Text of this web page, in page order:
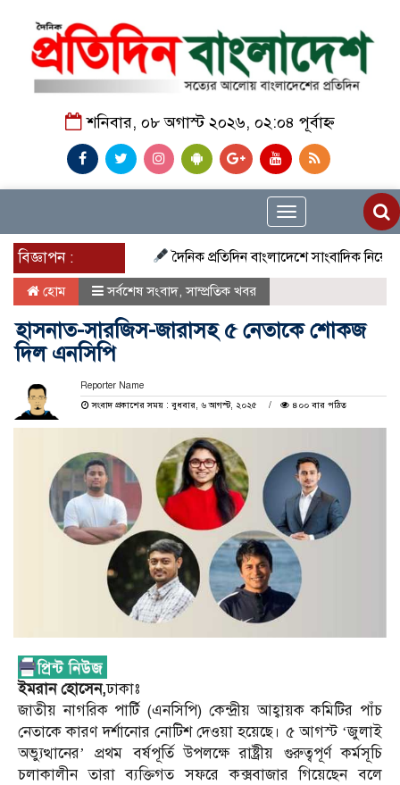
শনিবার, ০৮ অগাস্ট ২০২৬, ০২:০৪ পূর্বাহ্ন
Toggle
navigation
বিজ্ঞাপন :
দৈনিক প্রতিদিন বাংলাদেশে সাংবাদিক নিয়োগ
হোম সর্বশেষ সংবাদ,সাম্প্রতিক খবর
হাসনাত-সারজিস-জারাসহ ৫ নেতাকে শোকজ
দিল এনসিপি
Reporter Name
সংবাদ প্রকাশের সময় : বুধবার, ৬ আগস্ট, ২০২৫
৪০০ বার পঠিত
ইমরান হোসেন,ঢাকাঃ
জাতীয় নাগরিক পার্টি (এনসিপি) কেন্দ্রীয় আহ্বায়ক কমিটির পাঁচ
নেতাকে কারণ দর্শানোর নোটিশ দেওয়া হয়েছে। ৫ আগস্ট ‘জুলাই
অভ্যুত্থানের’ প্রথম বর্ষপূর্তি উপলক্ষে রাষ্ট্রীয় গুরুত্বপূর্ণ কর্মসূচি
চলাকালীন তারা ব্যক্তিগত সফরে কক্সবাজার গিয়েছেন বলে